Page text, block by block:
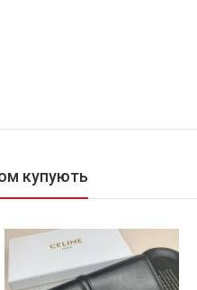
купують